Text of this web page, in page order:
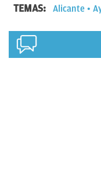
TEMAS: Alicante